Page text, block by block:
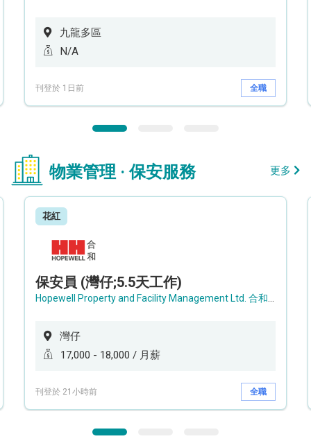
九龍多區
N/A
刊登於 1日前 全職
物業管理 · 保安服務 更多
花紅
保安員 (灣仔;5.5天工作)
灣仔
17,000 - 18,000 / 月薪
刊登於 21小時前 全職